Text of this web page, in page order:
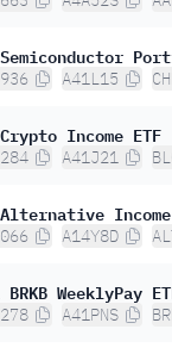
A41L15
Income ETF
A41J21
Income
A14Y8D
WeeklyPay
A41PNS